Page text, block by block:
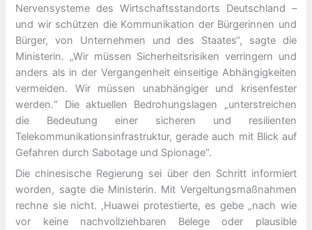
Nervensysteme des Wirtschaftsstandorts Deutschland –
und wir schützen die Kommunikation der Bürgerinnen und
Bürger, von Unternehmen und des Staates“, sagte die
Ministerin. „Wir müssen Sicherheitsrisiken verringern und
anders als in der Vergangenheit einseitige Abhängigkeiten
vermeiden. Wir müssen unabhängiger und krisenfester
werden.“ Die aktuellen Bedrohungslagen „unterstreichen
die Bedeutung einer sicheren und resilienten
Telekommunikationsinfrastruktur, gerade auch mit Blick auf
Gefahren durch Sabotage und Spionage“.
Die chinesische Regierung sei über den Schritt informiert
worden, sagte die Ministerin. Mit Vergeltungsmaßnahmen
rechne sie nicht. ,Huawei protestierte, es gebe „nach wie
vor keine nachvollziehbaren Belege oder plausible